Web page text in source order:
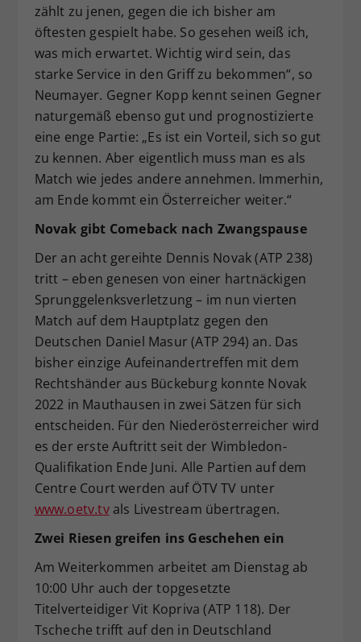
zählt zu jenen, gegen die ich bisher am
öftesten gespielt habe. So gesehen weiß ich,
was mich erwartet. Wichtig wird sein, das
starke Service in den Griff zu bekommen“, so
Neumayer. Gegner Kopp kennt seinen Gegner
naturgemäß ebenso gut und prognostizierte
eine enge Partie: „Es ist ein Vorteil, sich so gut
zu kennen. Aber eigentlich muss man es als
Match wie jedes andere annehmen. Immerhin,
am Ende kommt ein Österreicher weiter.“
Novak gibt Comeback nach Zwangspause
Der an acht gereihte Dennis Novak (ATP 238)
tritt – eben genesen von einer hartnäckigen
Sprunggelenksverletzung – im nun vierten
Match auf dem Hauptplatz gegen den
Deutschen Daniel Masur (ATP 294) an. Das
bisher einzige Aufeinandertreffen mit dem
Rechtshänder aus Bückeburg konnte Novak
2022 in Mauthausen in zwei Sätzen für sich
entscheiden. Für den Niederösterreicher wird
es der erste Auftritt seit der Wimbledon-
Qualifikation Ende Juni. Alle Partien auf dem
Centre Court werden auf ÖTV TV unter
www.oetv.tvals Livestream übertragen.
Zwei Riesen greifen ins Geschehen ein
Am Weiterkommen arbeitet am Dienstag ab
10:00 Uhr auch der topgesetzte
Titelverteidiger Vit Kopriva (ATP 118). Der
Tscheche trifft auf den in Deutschland